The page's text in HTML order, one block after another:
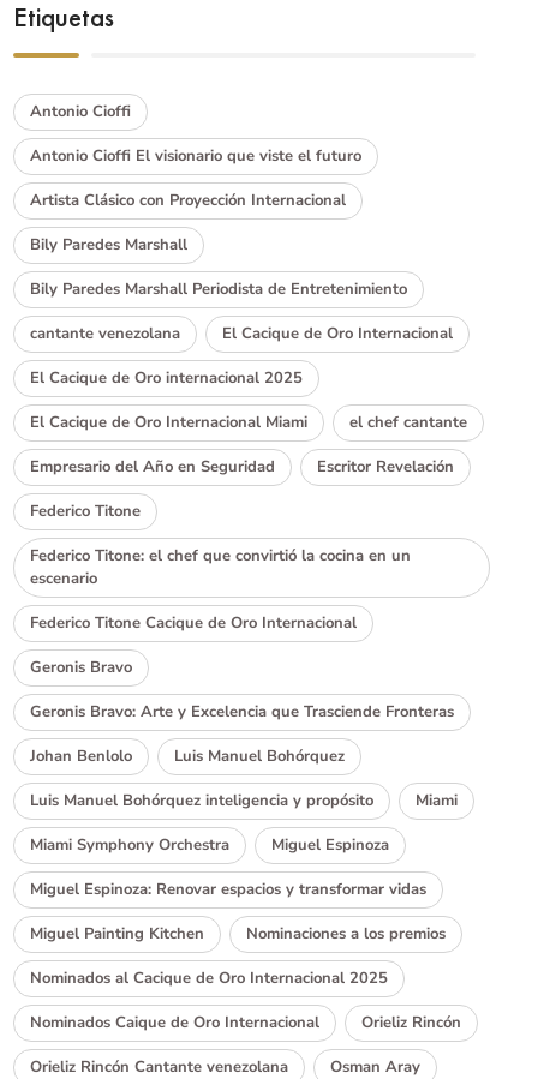
Etiquetas
Antonio Cioffi
Antonio Cioffi El visionario que viste el futuro
Artista Clásico con Proyección Internacional
Bily Paredes Marshall
Bily Paredes Marshall Periodista de Entretenimiento
cantante venezolana El Cacique de Oro Internacional
El Cacique de Oro internacional 2025
El Cacique de Oro Internacional Miami el chef cantante
Empresario del Año en Seguridad Escritor Revelación
Federico Titone
Federico Titone: el chef que convirtió la cocina en un
escenario
Federico Titone Cacique de Oro Internacional
Geronis Bravo
Geronis Bravo: Arte y Excelencia que Trasciende Fronteras
Johan Benlolo Luis Manuel Bohórquez
Luis Manuel Bohórquez inteligencia y propósito Miami
Miami Symphony Orchestra Miguel Espinoza
Miguel Espinoza: Renovar espacios y transformar vidas
Miguel Painting Kitchen Nominaciones a los premios
Nominados al Cacique de Oro Internacional 2025
Nominados Caique de Oro Internacional Orieliz Rincón
Orieliz Rincón Cantante venezolana Osman Aray